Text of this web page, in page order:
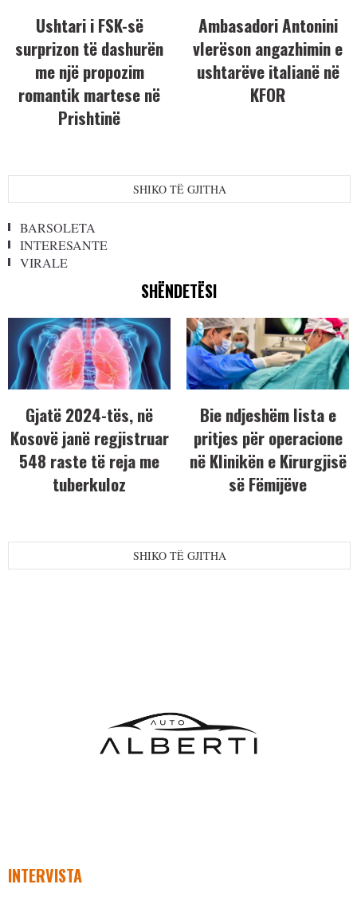
Ushtari i FSK-së
surprizon të dashurën
me një propozim
romantik martese në
Prishtinë
Ambasadori Antonini
vlerëson angazhimin e
ushtarëve italianë në
KFOR
SHIKO TË GJITHA
BARSOLETA
INTERESANTE
VIRALE
SHËNDETËSI
Gjatë 2024-tës, në
Kosovë janë regjistruar
548 raste të reja me
tuberkuloz
Bie ndjeshëm lista e
pritjes për operacione
në Klinikën e Kirurgjisë
së Fëmijëve
SHIKO TË GJITHA
INTERVISTA